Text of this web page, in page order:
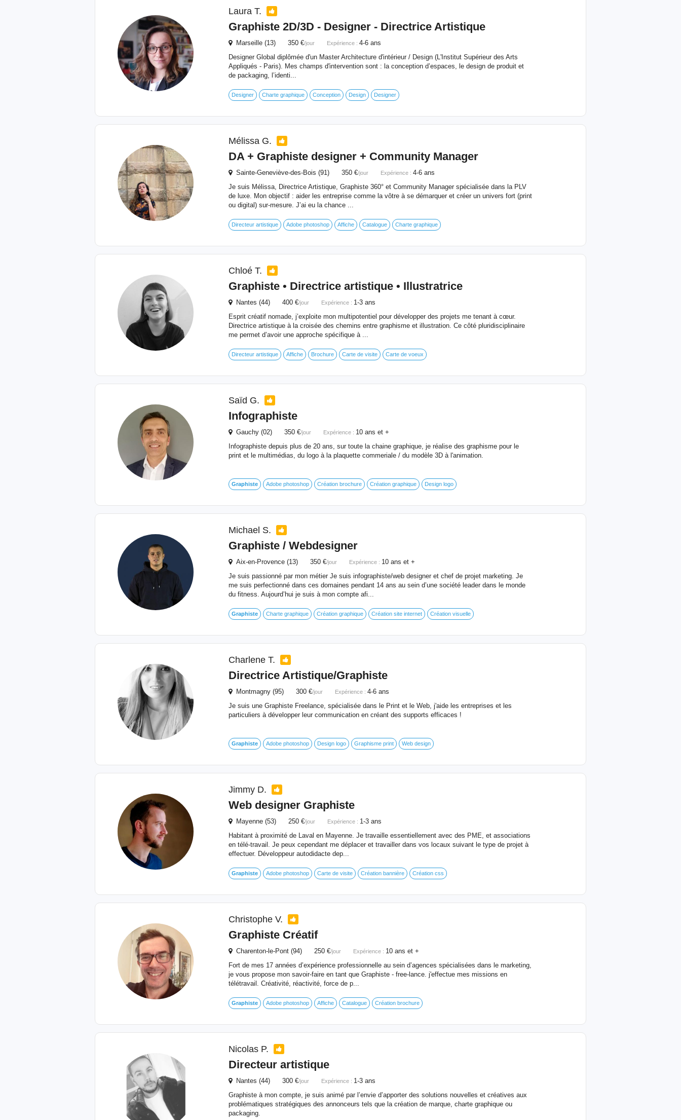
Laura T.
Graphiste2D/3D - Designer - Directrice Artistique
Marseille (13) 350 €/jour Expérience : 4-6 ans
Designer Global diplômée d'un Master Architecture d'intérieur / Design (L'Institut Supérieur des Arts
Appliqués - Paris). Mes champs d'intervention sont : la conception d’espaces, le design de produit et
de packaging, l’identi...
Designer Charte graphique Conception Design Designer
Mélissa G.
DA + Graphistedesigner + Community Manager
Sainte-Geneviève-des-Bois (91) 350 €/jour Expérience : 4-6 ans
Je suis Mélissa, Directrice Artistique, Graphiste 360° et Community Manager spécialisée dans la PLV
de luxe. Mon objectif : aider les entreprise comme la vôtre à se démarquer et créer un univers fort (print
ou digital) sur-mesure. J’ai eu la chance ...
Directeur artistique Adobe photoshop Affiche Catalogue Charte graphique
Chloé T.
Graphiste• Directrice artistique • Illustratrice
Nantes (44) 400 €/jour Expérience : 1-3 ans
Esprit créatif nomade, j’exploite mon multipotentiel pour développer des projets me tenant à cœur.
Directrice artistique à la croisée des chemins entre graphisme et illustration. Ce côté pluridisciplinaire
me permet d’avoir une approche spécifique à ...
Directeur artistique Affiche Brochure Carte de visite Carte de voeux
Saïd G.
Infographiste
Gauchy (02) 350 €/jour Expérience : 10 ans et +
Infographiste depuis plus de 20 ans, sur toute la chaine graphique, je réalise des graphisme pour le
print et le multimédias, du logo à la plaquette commeriale / du modèle 3D à l'animation.
Graphiste Adobe photoshop Création brochure Création graphique Design logo
Michael S.
Graphiste/ Webdesigner
Aix-en-Provence (13) 350 €/jour Expérience : 10 ans et +
Je suis passionné par mon métier Je suis infographiste/web designer et chef de projet marketing. Je
me suis perfectionné dans ces domaines pendant 14 ans au sein d’une société leader dans le monde
du fitness. Aujourd’hui je suis à mon compte afi...
Graphiste Charte graphique Création graphique Création site internet Création visuelle
Charlene T.
Directrice Artistique/Graphiste
Montmagny (95) 300 €/jour Expérience : 4-6 ans
Je suis une Graphiste Freelance, spécialisée dans le Print et le Web, j'aide les entreprises et les
particuliers à développer leur communication en créant des supports efficaces !
Graphiste Adobe photoshop Design logo Graphisme print Web design
Jimmy D.
Web designer Graphiste
Mayenne (53) 250 €/jour Expérience : 1-3 ans
Habitant à proximité de Laval en Mayenne. Je travaille essentiellement avec des PME, et associations
en télé-travail. Je peux cependant me déplacer et travailler dans vos locaux suivant le type de projet à
effectuer. Développeur autodidacte dep...
Graphiste Adobe photoshop Carte de visite Création bannière Création css
Christophe V.
GraphisteCréatif
Charenton-le-Pont (94) 250 €/jour Expérience : 10 ans et +
Fort de mes 17 années d’expérience professionnelle au sein d’agences spécialisées dans le marketing,
je vous propose mon savoir-faire en tant que Graphiste - free-lance. j'effectue mes missions en
télétravail. Créativité, réactivité, force de p...
Graphiste Adobe photoshop Affiche Catalogue Création brochure
Nicolas P.
Directeur artistique
Nantes (44) 300 €/jour Expérience : 1-3 ans
Graphiste à mon compte, je suis animé par l’envie d’apporter des solutions nouvelles et créatives aux
problématiques stratégiques des annonceurs tels que la création de marque, charte graphique ou
packaging.